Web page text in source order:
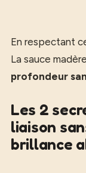
En respectant
La sauce
profondeur
Les 2
liaison
brillance